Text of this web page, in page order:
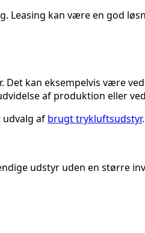
Leasing kan være en god
kan eksempelvis være
af produktion eller
udvalg af brugt trykluftsudstyr.
udstyr uden en større